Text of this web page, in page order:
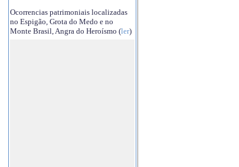
Ocorrencias patrimoniais localizadas
no Espigão, Grota do Medo e no
Monte Brasil, Angra do Heroísmo (ler)